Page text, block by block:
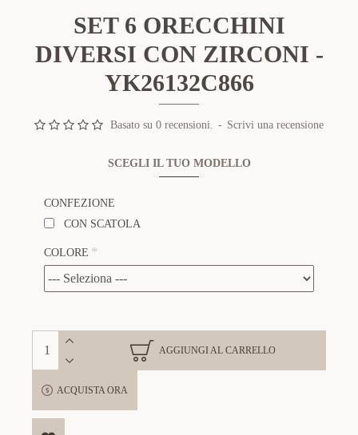
SET 6 ORECCHINI
DIVERSI CON ZIRCONI -
YK26132C866
Basato su 0 recensioni. - Scrivi una recensione
SCEGLI IL TUO MODELLO
CONFEZIONE
CON SCATOLA
COLORE
AGGIUNGI AL CARRELLO
ACQUISTA ORA